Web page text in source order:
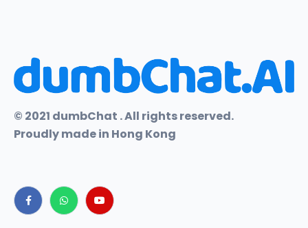
© 2021 dumbChat . All rights reserved.
Proudly made in Hong Kong